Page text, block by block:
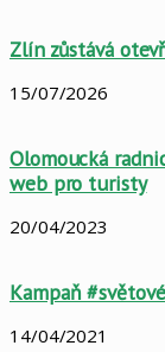
Zlín zůstává
15/07/2026
Olomoucká
web pro turisty
20/04/2023
Kampaň
14/04/2021